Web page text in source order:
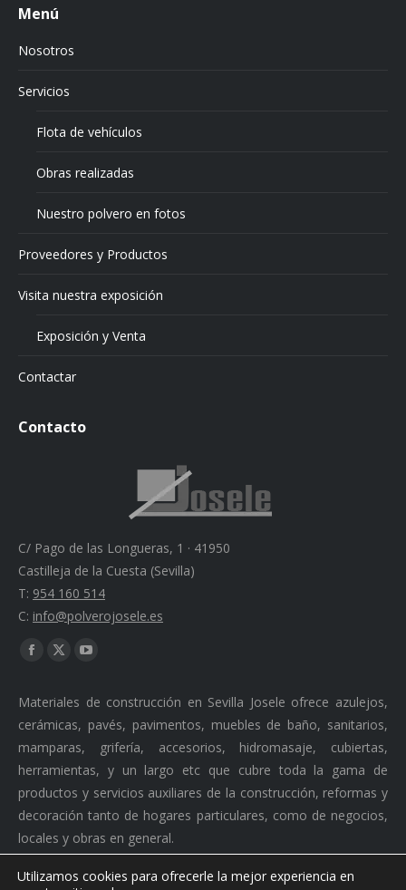
Menú
Nosotros
Servicios
Flota de vehículos
Obras realizadas
Nuestro polvero en fotos
Proveedores y Productos
Visita nuestra exposición
Exposición y Venta
Contactar
Contacto
C/ Pago de las Longueras, 1 · 41950
Castilleja de la Cuesta (Sevilla)
T: 954 160 514
C: info@polverojosele.es
Find us on:
Facebook
opens
in
new
window
X
opens
in
new
window
YouTube
opens
in
new
window
Materiales de construcción en Sevilla Josele ofrece azulejos,
cerámicas, pavés, pavimentos, muebles de baño, sanitarios,
mamparas, grifería, accesorios, hidromasaje, cubiertas,
herramientas, y un largo etc que cubre toda la gama de
productos y servicios auxiliares de la construcción, reformas y
decoración tanto de hogares particulares, como de negocios,
locales y obras en general.
Utilizamos cookies para ofrecerle la mejor experiencia en